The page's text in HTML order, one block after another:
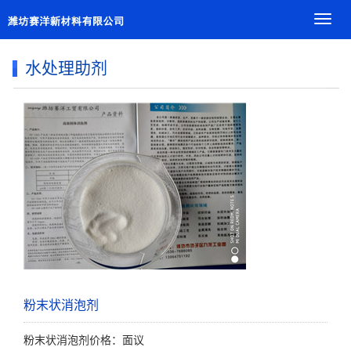
导
水处理助剂
粉末状消泡剂
粉末状消泡剂价格：面议